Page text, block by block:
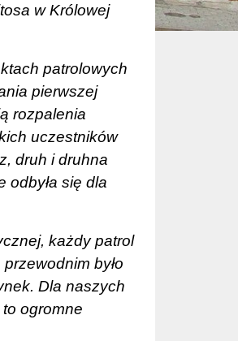
w Królowej
patrolowych
pierwszej
rozpalenia
uczestników
druh i druhna
odbyła się dla
każdy patrol
było
Dla naszych
to ogromne